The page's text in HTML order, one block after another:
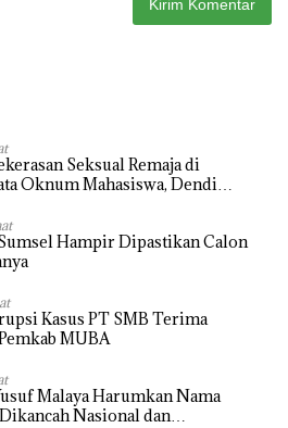
Seksual Remaja di
Oknum Mahasiswa, Dendi
Hampir Dipastikan Calon
Kasus PT SMB Terima
MUBA
Nasional dan